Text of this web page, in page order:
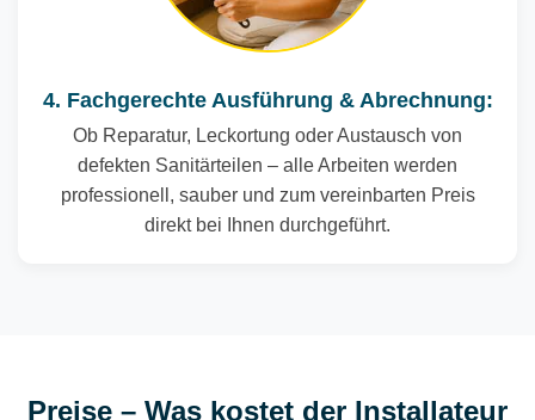
4. Fachgerechte Ausführung & Abrechnung:
Ob Reparatur, Leckortung oder Austausch von
defekten Sanitärteilen – alle Arbeiten werden
professionell, sauber und zum vereinbarten Preis
direkt bei Ihnen durchgeführt.
Preise – Was kostet der Installateur